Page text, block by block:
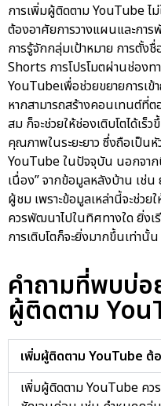
การเพิ่มผู้ติดตาม YouTube ไ
ต้องอาศัยการวางแผนและกา
การรู้จักกลุ่มเป้าหมาย การตั้ง
Shorts การโปรโมตผ่านช่องท
YouTubeเพื่อช่วยขยายการเ
หากสามารถสร้างคอนเทนต์ที่
สม ก็จะช่วยให้ช่องเติบโตได้เ
คุณภาพในระยะยาว ซึ่งถือเป็น
YouTube ในปัจจุบัน นอกจา
เนื่อง” จากข้อมูลหลังบ้าน เช่
ผู้ชม เพราะข้อมูลเหล่านี้จะช่วย
ควรพัฒนาไปในทิศทางใด ยิ่งเรี
การเติบโตก็จะยิ่งมากขึ้นเท่านั้น
คำถามที่พบบ่อ
ผู้ติดตาม
เพิ่มผู้ติดตาม YouTube ต้อ
เพิ่มผู้ติดตาม YouTube ควร